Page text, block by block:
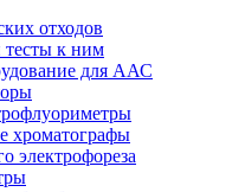
отходов
к ним
для ААС
хроматографы
электрофореза